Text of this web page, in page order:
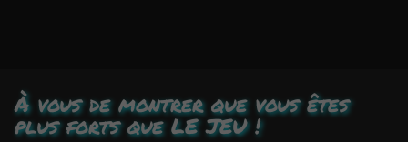
À vous de montrer que vous êtes
plus forts que LE JEU !